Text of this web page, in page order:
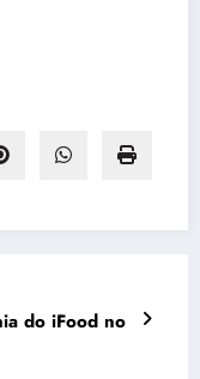
do iFood no